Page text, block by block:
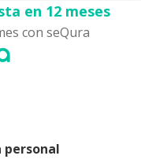
en 12 meses
con seQura
personal